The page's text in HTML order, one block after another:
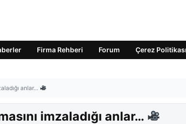
Firma Rehberi Forum Çerez Politikası
anlar…
imzaladığı anlar…